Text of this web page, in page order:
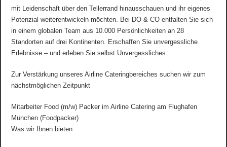
mit Leidenschaft über den Tellerrand hinausschauen und ihr eigenes
Potenzial weiterentwickeln möchten. Bei DO & CO entfalten Sie sich
in einem globalen Team aus 10.000 Persönlichkeiten an 28
Standorten auf drei Kontinenten. Erschaffen Sie unvergessliche
Erlebnisse – und erleben Sie selbst Unvergessliches.
Zur Verstärkung unseres Airline Cateringbereiches suchen wir zum
nächstmöglichen Zeitpunkt
Mitarbeiter Food (m/w) Packer im Airline Catering am Flughafen
München (Foodpacker)
Was wir Ihnen bieten